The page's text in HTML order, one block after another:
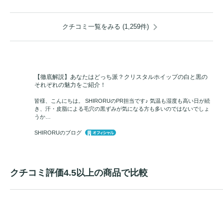
クチコミ一覧をみる (1,259件)
【徹底解説】あなたはどっち派？クリスタルホイップの白と黒の
それぞれの魅力をご紹介！
皆様、こんにちは。 SHIRORUのPR担当です♪ 気温も湿度も高い日が続
き、汗・皮脂による毛穴の黒ずみが気になる方も多いのではないでしょ
うか…
SHIRORUのブログ
クチコミ評価4.5以上の商品で比較